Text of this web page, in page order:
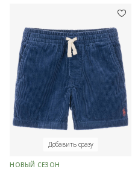
Добавить сразу
НОВЫЙ СЕЗОН